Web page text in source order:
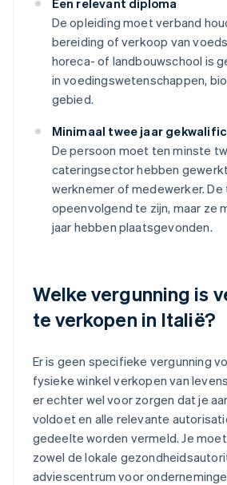
De opleiding moet verband
bereiding of verkoop van
horeca- of landbouwschool is
in voedingswetenschappen,
gebied.
Minimaal twee jaar
De persoon moet ten minste
cateringsector hebben
werknemer of medewerker.
opeenvolgend te zijn, maar ze
jaar hebben plaatsgevonden.
Welke vergunning is
te verkopen in Italië?
Er is geen specifieke vergunning
fysieke winkel verkopen van
er echter wel voor zorgen dat je
voldoet en alle relevante
gedeelte worden vermeld. Je
zowel de lokale
adviescentrum voor